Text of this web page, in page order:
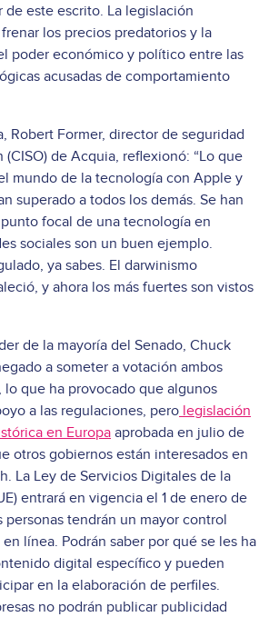
de este escrito. La legislación
los precios predatorios y la
poder económico y político entre las
acusadas de comportamiento
Robert Former, director de seguridad
de Acquia, reflexionó: “Lo que
mundo de la tecnología con Apple y
superado a todos los demás. Se han
focal de una tecnología en
sociales son un buen ejemplo.
ya sabes. El darwinismo
y ahora los más fuertes son vistos
de la mayoría del Senado, Chuck
a someter a votación ambos
lo que ha provocado que algunos
a las regulaciones, pero legislación
en Europa aprobada en julio de
otros gobiernos están interesados en
La Ley de Servicios Digitales de la
entrará en vigencia el 1 de enero de
personas tendrán un mayor control
línea. Podrán saber por qué se les ha
digital específico y pueden
en la elaboración de perfiles.
no podrán publicar publicidad